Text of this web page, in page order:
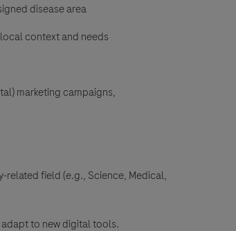
disease area
context and needs
marketing campaigns,
related field (e.g., Science, Medical,
to new digital tools.